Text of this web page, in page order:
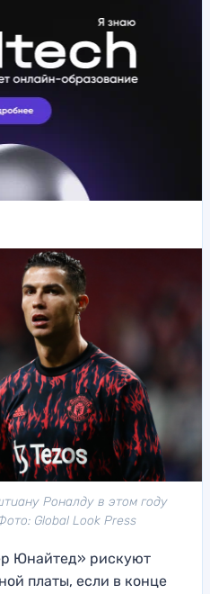
Роналду в этом году
Global Look Press
Юнайтед» рискуют
платы, если в конце